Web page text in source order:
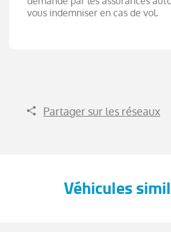
vous indemniser en cas de vol.
Partager sur les réseaux
Véhicules